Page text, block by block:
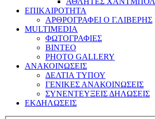
ΕΠΙΚΑΙΡΟΤΗΤΑ
ΑΡΘΡΟΓΡΑΦΕΙ Ο Γ.ΛΙΒΕΡΗΣ
MULTIMEDIA
ΦΩΤΟΓΡΑΦΙΕΣ
ΒΙΝΤΕΟ
PHOTO GALLERY
ΑΝΑΚΟΙΝΩΣΕΙΣ
ΔΕΛΤΙΑ ΤΥΠΟΥ
ΓΕΝΙΚΕΣ ΑΝΑΚΟΙΝΩΣΕΙΣ
ΣΥΝΕΝΤΕΥΞΕΙΣ ΔΗΛΩΣΕΙΣ
ΕΚΔΗΛΩΣΕΙΣ